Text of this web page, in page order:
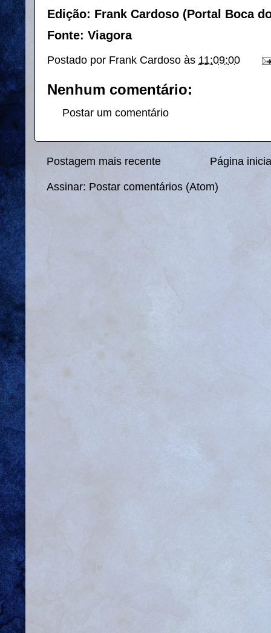
Edição: Frank Cardoso (Portal Boca
Fonte: Viagora
Postado por Frank Cardoso às 11:09:00
Nenhum comentário:
Postar um comentário
Postagem mais recente Página
Assinar: Postar comentários (Atom)